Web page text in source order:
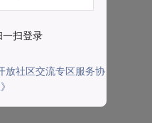
一扫登录
放社区交流专区服务协